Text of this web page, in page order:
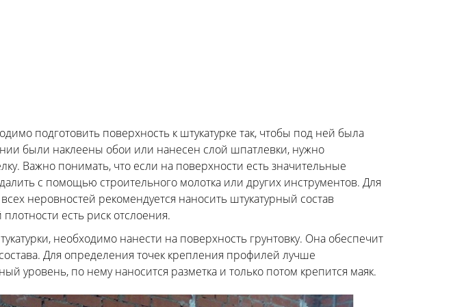
подготовить поверхность к штукатурке так, чтобы под ней была
были наклеены обои или нанесен слой шпатлевки, нужно
Важно понимать, что если на поверхности есть значительные
с помощью строительного молотка или других инструментов. Для
неровностей рекомендуется наносить штукатурный состав
есть риск отслоения.
необходимо нанести на поверхность грунтовку. Она обеспечит
Для определения точек крепления профилей лучше
уровень, по нему наносится разметка и только потом крепится маяк.